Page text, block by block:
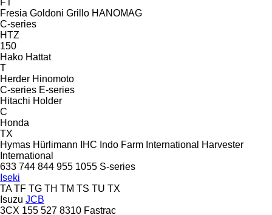
Fresia Goldoni Grillo HANOMAG
C-series
HTZ
150
Hako Hattat
T
Herder Hinomoto
C-series E-series
Hitachi Holder
C
Honda
TX
Hymas Hürlimann IHC Indo Farm International Harvester
International
633 744 844 955 1055 S-series
Iseki
TA TF TG TH TM TS TU TX
Isuzu JCB
3CX 155 527 8310 Fastrac